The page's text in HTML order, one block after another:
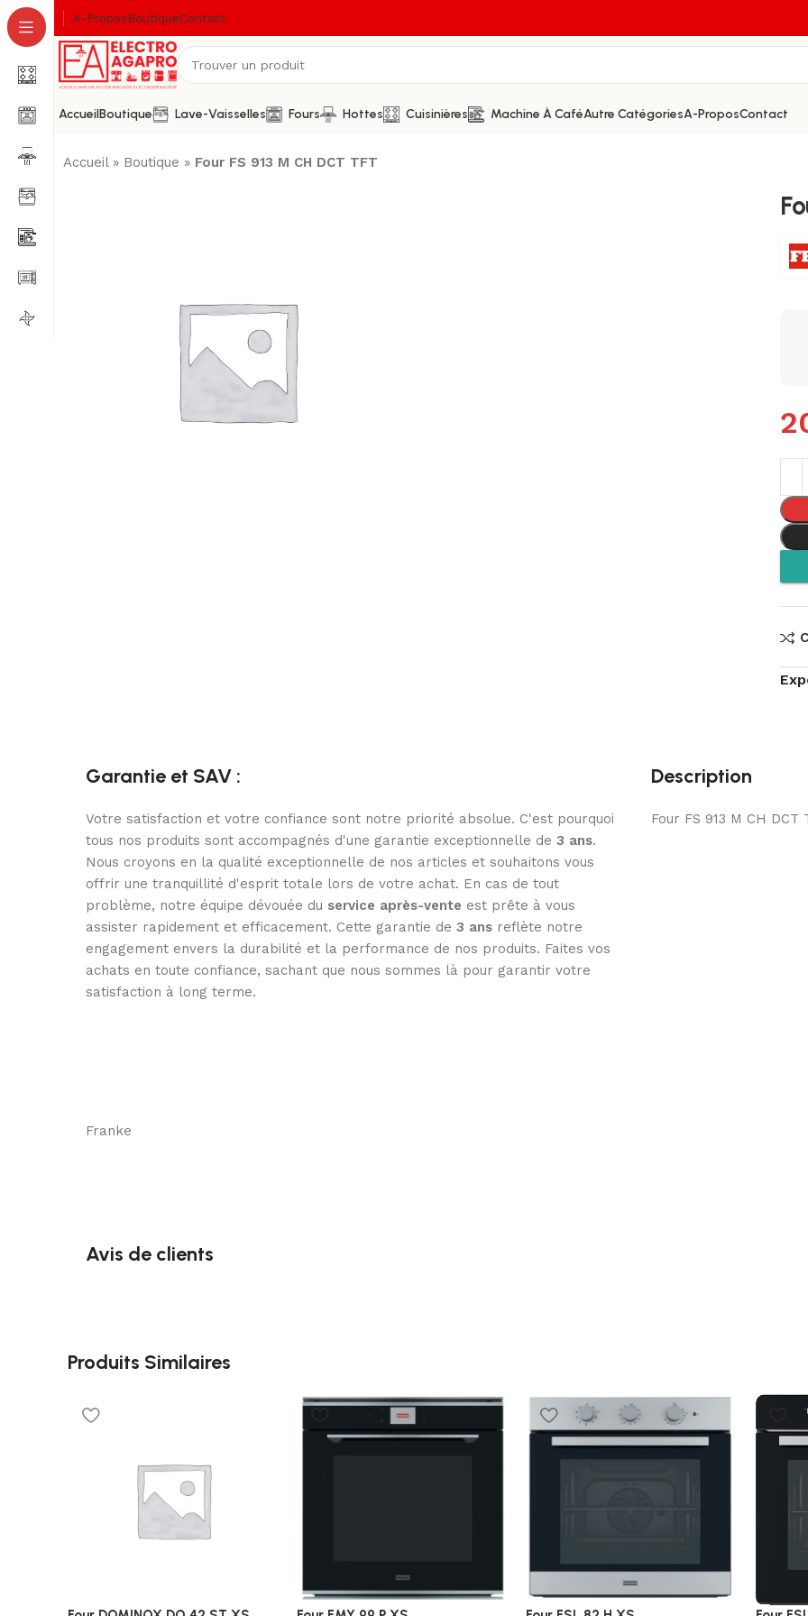
A-Propos BoutiqueContact
AccueilBoutique Lave-Vaisselles Fours Hottes Cuisinières Machine À CaféAutre CatégoriesA-ProposContact
Accueil» Boutique » Four FS 913 M CH DCT TFT
Garantie et SAV :
Votre satisfaction et votre confiance sont notre priorité absolue. C'est pourquoi
tous nos produits sont accompagnés d'une garantie exceptionnelle de 3 ans.
Nous croyons en la qualité exceptionnelle de nos articles et souhaitons vous
offrir une tranquillité d'esprit totale lors de votre achat. En cas de tout
problème, notre équipe dévouée du service après-vente est prête à vous
assister rapidement et efficacement. Cette garantie de 3 ans reflète notre
engagement envers la durabilité et la performance de nos produits. Faites vos
achats en toute confiance, sachant que nous sommes là pour garantir votre
satisfaction à long terme.
Description
Four FS 913 M CH DCT
Franke
Avis de clients
Produits Similaires